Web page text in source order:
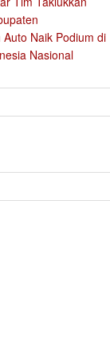
Naik Podium di
Nasional